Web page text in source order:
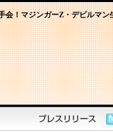
会！マジンガーZ・デビルマン